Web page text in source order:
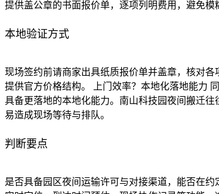
提供盖公章的书面报价单，逐项列明费用，避免
本地验证方式
现场签约前请商家出具纸质报价单并盖章，核对
提供官方价格结构。 上门效率？本地化落地能力
具备更落地的本地化能力。南山科技园夜间搬迁
易造成现场等待与排队。
判断要点
是否具备园区夜间运输许可与对接渠道，能否在